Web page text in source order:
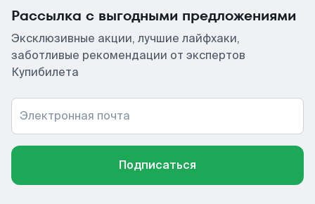
Рассылка с выгодными предложениями
Эксклюзивные акции, лучшие лайфхаки,
заботливые рекомендации от экспертов
Купибилета
Электронная почта
Подписаться